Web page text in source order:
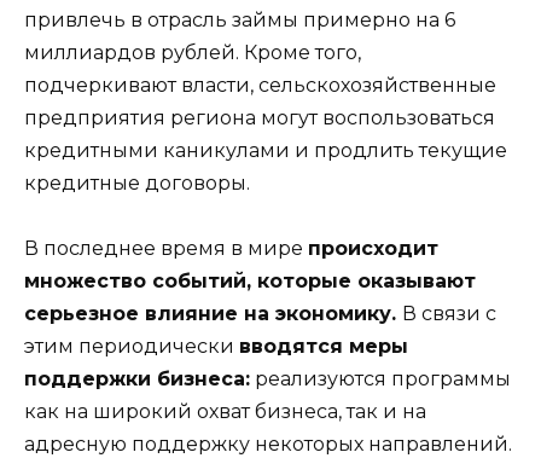
привлечь в отрасль займы примерно на 6
миллиардов рублей. Кроме того,
подчеркивают власти, сельскохозяйственные
предприятия региона могут воспользоваться
кредитными каникулами и продлить текущие
кредитные договоры.
В последнее время в мире происходит
множество событий, которые оказывают
серьезное влияние на экономику. В связи с
этим периодически вводятся меры
поддержки бизнеса: реализуются программы
как на широкий охват бизнеса, так и на
адресную поддержку некоторых направлений.